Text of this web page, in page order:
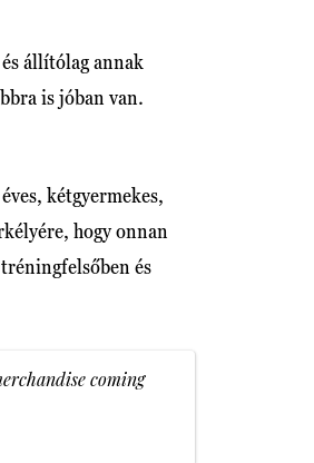
állítólag annak
is jóban van.
kétgyermekes,
hogy onnan
és
coming